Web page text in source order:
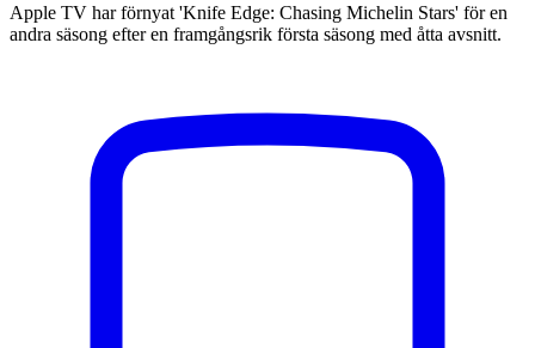
Apple TV har förnyat 'Knife Edge: Chasing Michelin Stars' för en
andra säsong efter en framgångsrik första säsong med åtta avsnitt.